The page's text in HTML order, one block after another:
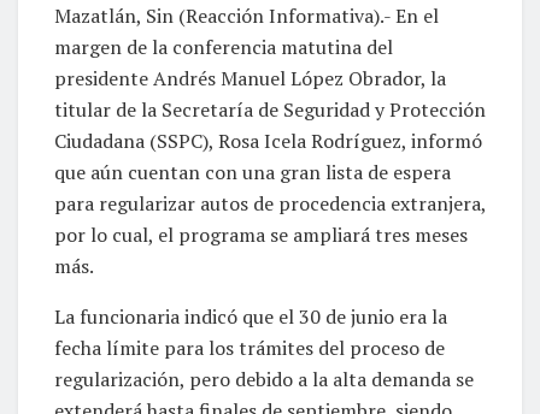
Mazatlán, Sin (Reacción Informativa).- En el
margen de la conferencia matutina del
presidente Andrés Manuel López Obrador, la
titular de la Secretaría de Seguridad y Protección
Ciudadana (SSPC), Rosa Icela Rodríguez, informó
que aún cuentan con una gran lista de espera
para regularizar autos de procedencia extranjera,
por lo cual, el programa se ampliará tres meses
más.
La funcionaria indicó que el 30 de junio era la
fecha límite para los trámites del proceso de
regularización, pero debido a la alta demanda se